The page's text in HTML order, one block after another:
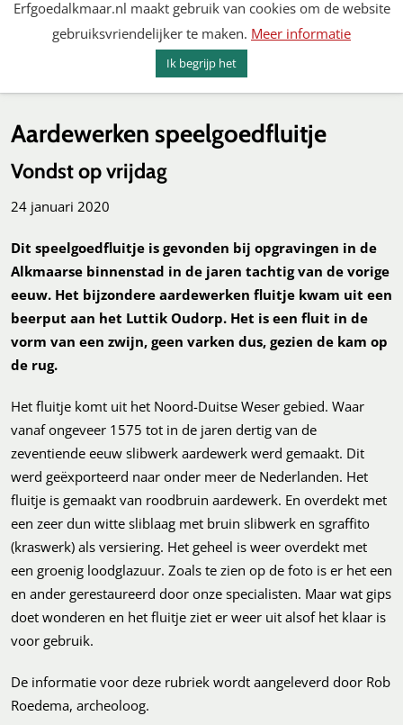
Spring
Erfgoedalkmaar.nl maakt gebruik van cookies om de website
gebruiksvriendelijker te maken. Meer informatie
Ik begrijp het
Aardewerken speelgoedfluitje
Vondst op vrijdag
24 januari 2020
Dit speelgoedfluitje is gevonden bij opgravingen in de
Alkmaarse binnenstad in de jaren tachtig van de vorige
eeuw. Het bijzondere aardewerken fluitje kwam uit een
beerput aan het Luttik Oudorp. Het is een fluit in de
vorm van een zwijn, geen varken dus, gezien de kam op
de rug.
Het fluitje komt uit het Noord-Duitse Weser gebied. Waar
vanaf ongeveer 1575 tot in de jaren dertig van de
zeventiende eeuw slibwerk aardewerk werd gemaakt. Dit
werd geëxporteerd naar onder meer de Nederlanden. Het
fluitje is gemaakt van roodbruin aardewerk. En overdekt met
een zeer dun witte sliblaag met bruin slibwerk en sgraffito
(kraswerk) als versiering. Het geheel is weer overdekt met
een groenig loodglazuur. Zoals te zien op de foto is er het een
en ander gerestaureerd door onze specialisten. Maar wat gips
doet wonderen en het fluitje ziet er weer uit alsof het klaar is
voor gebruik.
De informatie voor deze rubriek wordt aangeleverd door Rob
Roedema, archeoloog.